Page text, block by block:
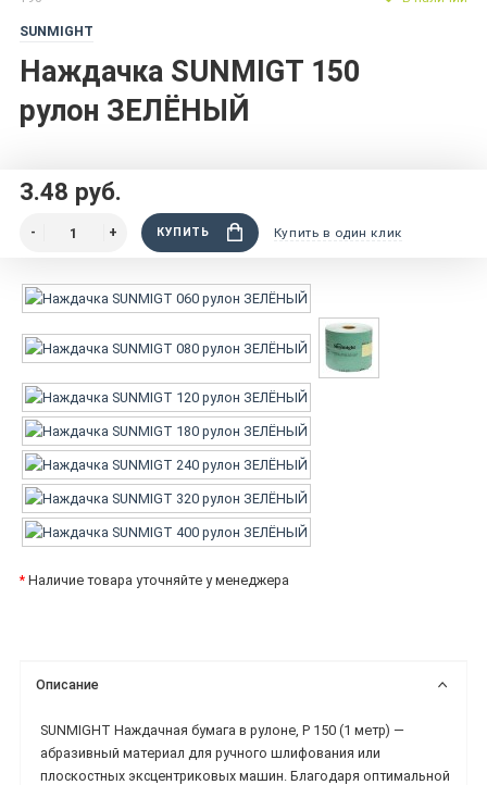
SUNMIGHT
Наждачка SUNMIGT 150
рулон ЗЕЛЁНЫЙ
3.48 руб.
КУПИТЬ Купить в один клик
* Наличие товара уточняйте у менеджера
Описание
SUNMIGHT Наждачная бумага в рулоне, P 150 (1 метр) —
абразивный материал для ручного шлифования или
плоскостных эксцентриковых машин. Благодаря оптимальной